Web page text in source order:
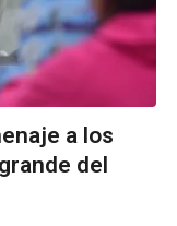
a los
del